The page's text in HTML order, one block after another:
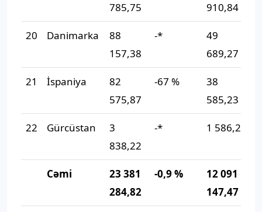
785,75
910,84
20 Danimarka
88
157,38
-*
49
689,27
21 İspaniya
82
575,87
-67 %
38
585,23
22 Gürcüstan
3
838,22
-* 1 586,27
Cəmi
23 381
284,82
-0,9 %
12 091
147,47